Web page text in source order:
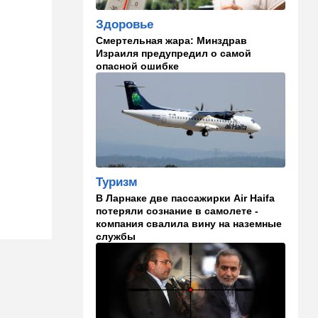
становится все страннее
14:37 В мире
Теперь и Куба заговорила о
геноциде, но Израиль в
данном случае ни при чем
14:18 Мнения
Почему этот поступок
Альцгеймер начинается не
там, где думали: ученые
нашли возможный источник
болезни
В мире
Палестинская
администрация проиграла
очередную судебную битву
Здоровье
Смертельная жара: Минздрав
Израиля предупредил о самой
опасной ошибке
Туризм
В Ларнаке две пассажирки Air Haifa
потеряли сознание в самолете -
компания свалила вину на наземные
службы